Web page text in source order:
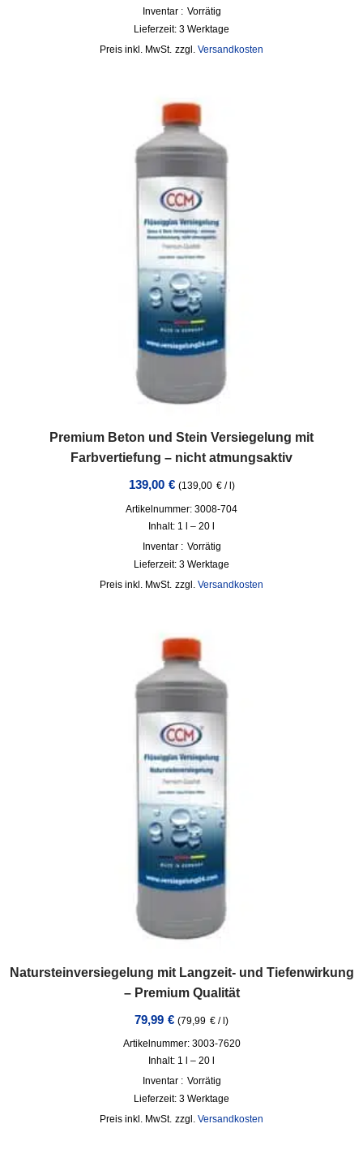
Inventar : Vorrätig
Lieferzeit: 3 Werktage
inkl. MwSt. zzgl. Versandkosten
Premium Beton und Stein Versiegelung mit
Farbvertiefung – nicht atmungsaktiv
139,00 € (139,00 €/ )
Artikelnummer: 3008-704
Inhalt: 1 l – 20 l
Inventar : Vorrätig
Lieferzeit: 3 Werktage
inkl. MwSt. zzgl. Versandkosten
Natursteinversiegelung mit Langzeit- und Tiefenwirkung
– Premium Qualität
79,99 € (79,99 € /l)
Artikelnummer: 3003-7620
Inhalt: 1
– 20
Inventar : Vorrätig
Lieferzeit: 3 Werktage
inkl. MwSt. zzgl. Versandkosten